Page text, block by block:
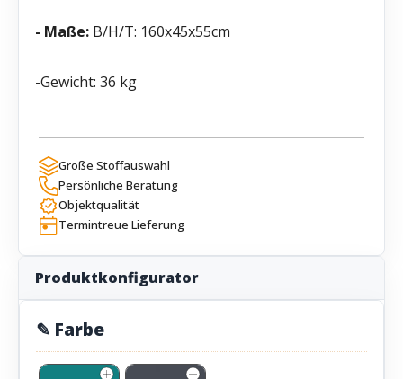
- Maße: B/H/T: 160x45x55cm
-Gewicht: 36 kg
Große Stoffauswahl
Persönliche Beratung
Objektqualität
Termintreue Lieferung
Produktkonfigurator
✎ Farbe